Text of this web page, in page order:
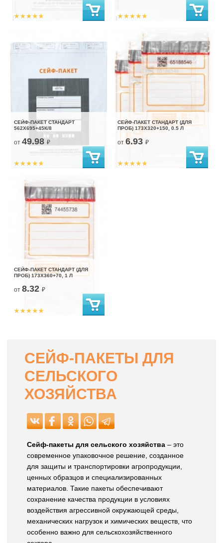
СЕЙФ-ПАКЕТ СТАНДАРТ
562Х695+45К/8
от 49.98 ₽
СЕЙФ-ПАКЕТ СТАНДАРТ (ДЛЯ
ПРОБ) 173X320+150, 0.5 Л
от 6.93 ₽
СЕЙФ-ПАКЕТ СТАНДАРТ (ДЛЯ
ПРОБ) 173X360+70, 1 Л
от 8.32 ₽
СЕЙФ-ПАКЕТЫ ДЛЯ
СЕЛЬСКОГО
ХОЗЯЙСТВА
Сейф-пакеты для сельского хозяйства – это
современное упаковочное решение, созданное
для защиты и транспортировки агропродукции,
ценных образцов и специализированных
материалов. Такие пакеты обеспечивают
сохранение качества продукции в условиях
воздействия агрессивной окружающей среды,
механических нагрузок и химических веществ, что
особенно важно для сельскохозяйственного